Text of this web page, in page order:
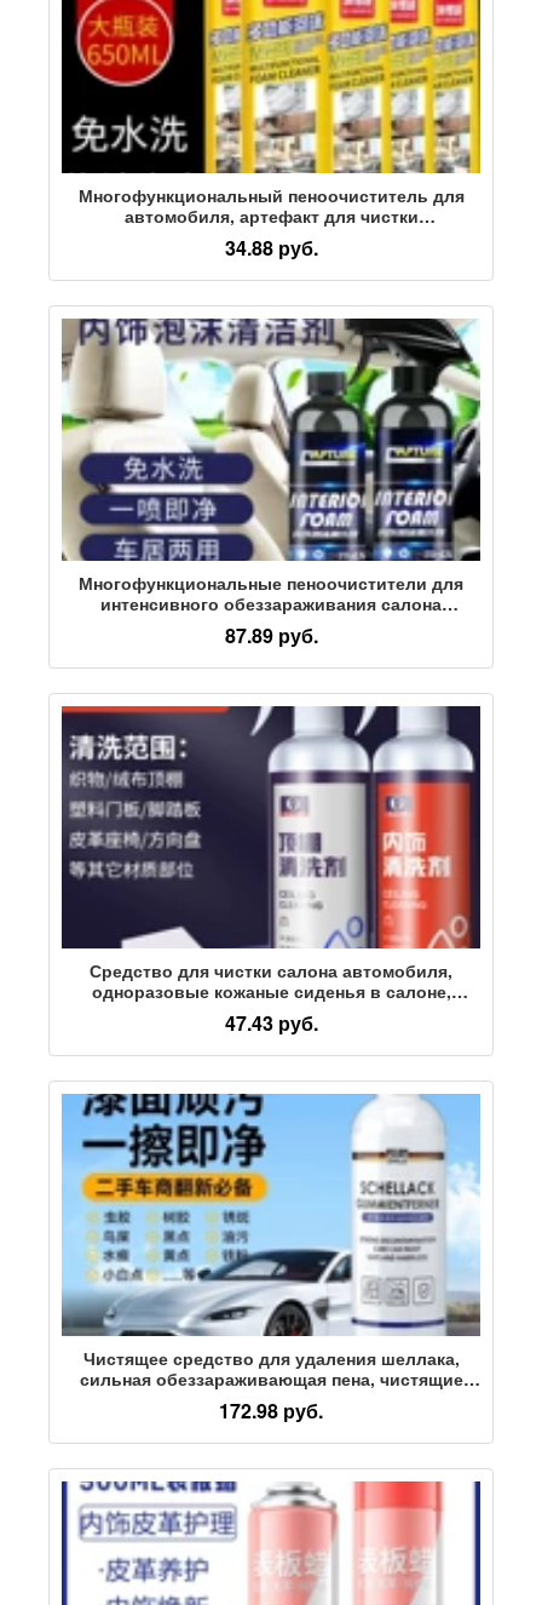
Многофункциональный пеноочиститель для
автомобиля, артефакт для чистки
автомобилей, универсальное потолочное
сиденье в салоне автомобиля, не поддающееся
мойке
34.88 руб.
Многофункциональные пеноочистители для
интенсивного обеззараживания салона
автомобиля, не требующие мойки средства для
чистки кожаных сидений на потолке
87.89 руб.
Средство для чистки салона автомобиля,
одноразовые кожаные сиденья в салоне,
средства для обеззараживания автомобилей,
пеноочиститель оптом
47.43 руб.
Чистящее средство для удаления шеллака,
сильная обеззараживающая пена, чистящие
средства для автомобильной краски, смолы
для удаления птичьего помета, жевательной
резинки
172.98 руб.